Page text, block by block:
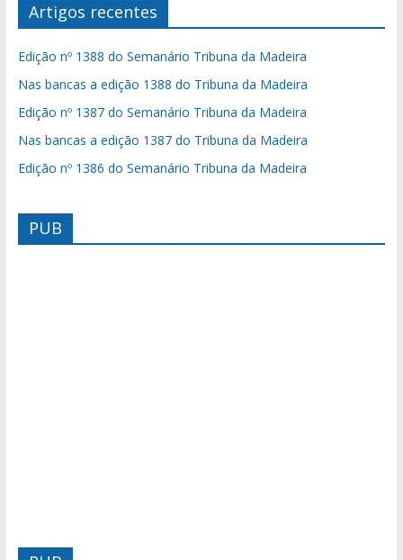
Artigos recentes
Edição nº 1388 do Semanário Tribuna da Madeira
Nas bancas a edição 1388 do Tribuna da Madeira
Edição nº 1387 do Semanário Tribuna da Madeira
Nas bancas a edição 1387 do Tribuna da Madeira
Edição nº 1386 do Semanário Tribuna da Madeira
PUB